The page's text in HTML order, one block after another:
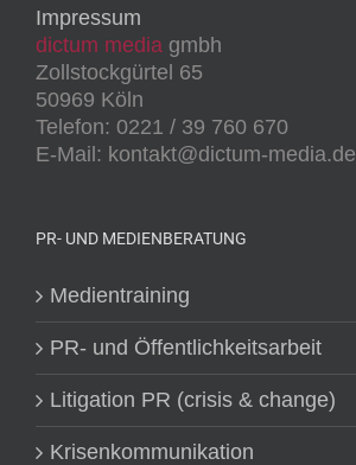
Impressum
dictum media gmbh
Zollstockgürtel 65
50969 Köln
Telefon: 0221 / 39 760 670
E-Mail: kontakt@dictum-media.de
PR- UND MEDIENBERATUNG
Medientraining
PR- und Öffentlichkeitsarbeit
Litigation PR (crisis & change)
Krisenkommunikation